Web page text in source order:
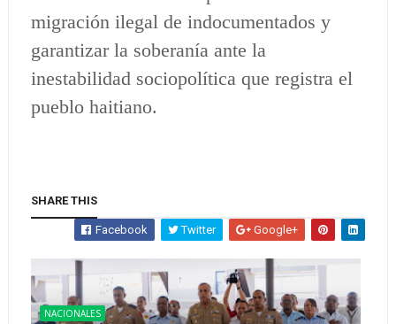
migración ilegal de indocumentados y
garantizar la soberanía ante la
inestabilidad sociopolítica que registra el
pueblo haitiano.
SHARE THIS
Facebook Twitter Google+
NACIONALES